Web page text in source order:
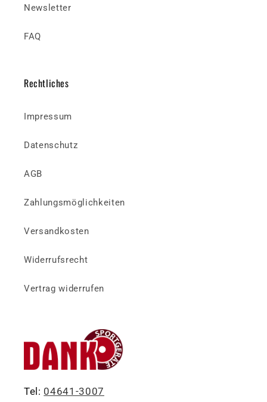
Newsletter
FAQ
Rechtliches
Impressum
Datenschutz
AGB
Zahlungsmöglichkeiten
Versandkosten
Widerrufsrecht
Vertrag widerrufen
Tel: 04641-3007